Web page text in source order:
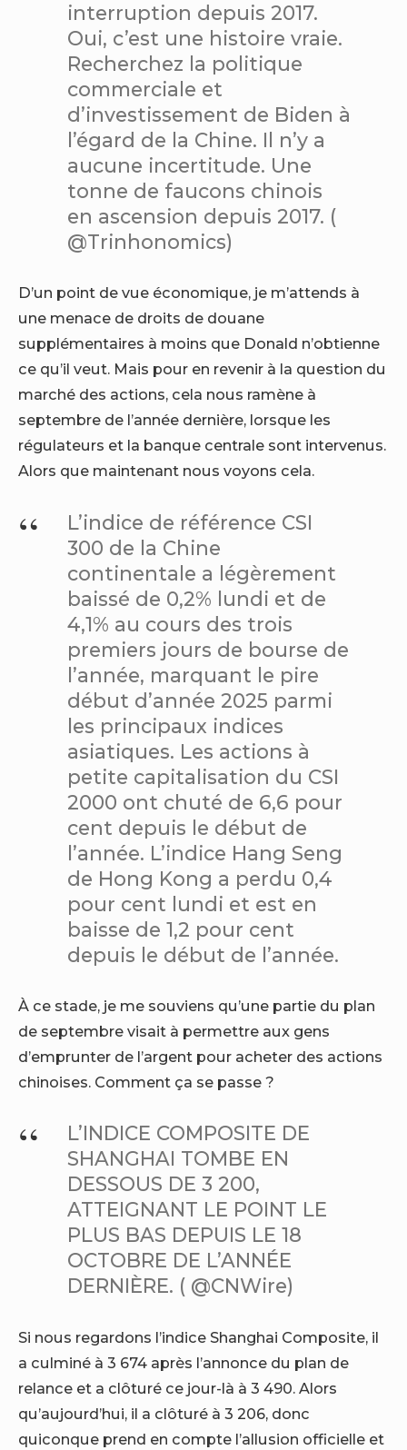
interruption depuis 2017.
Oui, c’est une histoire vraie.
Recherchez la politique
commerciale et
d’investissement de Biden à
l’égard de la Chine. Il n’y a
aucune incertitude. Une
tonne de faucons chinois
en ascension depuis 2017. (
@Trinhonomics)
D’un point de vue économique, je m’attends à
une menace de droits de douane
supplémentaires à moins que Donald n’obtienne
ce qu’il veut. Mais pour en revenir à la question du
marché des actions, cela nous ramène à
septembre de l’année dernière, lorsque les
régulateurs et la banque centrale sont intervenus.
Alors que maintenant nous voyons cela.
L’indice de référence CSI
300 de la Chine
continentale a légèrement
baissé de 0,2% lundi et de
4,1% au cours des trois
premiers jours de bourse de
l’année, marquant le pire
début d’année 2025 parmi
les principaux indices
asiatiques. Les actions à
petite capitalisation du CSI
2000 ont chuté de 6,6 pour
cent depuis le début de
l’année. L’indice Hang Seng
de Hong Kong a perdu 0,4
pour cent lundi et est en
baisse de 1,2 pour cent
depuis le début de l’année.
À ce stade, je me souviens qu’une partie du plan
de septembre visait à permettre aux gens
d’emprunter de l’argent pour acheter des actions
chinoises. Comment ça se passe ?
L’INDICE COMPOSITE DE
SHANGHAI TOMBE EN
DESSOUS DE 3 200,
ATTEIGNANT LE POINT LE
PLUS BAS DEPUIS LE 18
OCTOBRE DE L’ANNÉE
DERNIÈRE. ( @CNWire)
Si nous regardons l’indice Shanghai Composite, il
a culminé à 3 674 après l’annonce du plan de
relance et a clôturé ce jour-là à 3 490. Alors
qu’aujourd’hui, il a clôturé à 3 206, donc
quiconque prend en compte l’allusion officielle et